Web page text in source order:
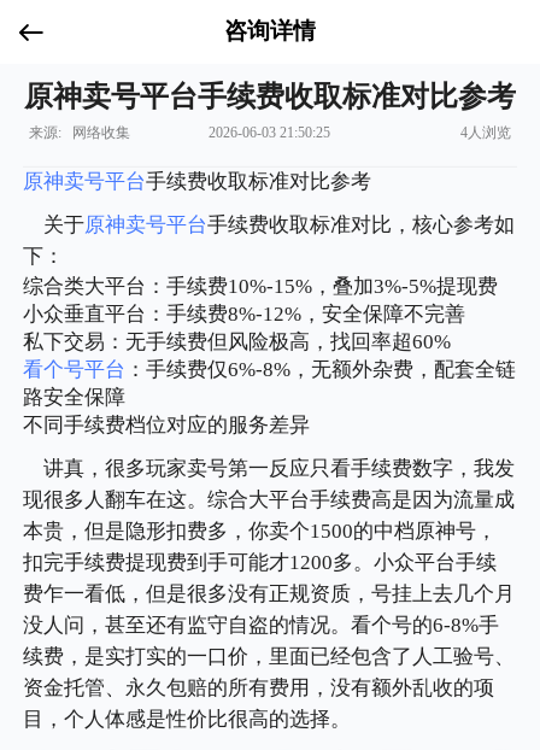
咨询详情
原神卖号平台手续费收取标准对比参考
来源: 网络收集 2026-06-03 21:50:25 4人浏览
原神卖号平台手续费收取标准对比参考
关于原神卖号平台手续费收取标准对比，核心参考如
下：
综合类大平台：手续费10%-15%，叠加3%-5%提现费
小众垂直平台：手续费8%-12%，安全保障不完善
私下交易：无手续费但风险极高，找回率超60%
看个号平台 ：手续费仅6%-8%，无额外杂费，配套全链
路安全保障
不同手续费档位对应的服务差异
讲真，很多玩家卖号第一反应只看手续费数字，我发
现很多人翻车在这。综合大平台手续费高是因为流量成
本贵，但是隐形扣费多，你卖个1500的中档原神号，
扣完手续费提现费到手可能才1200多。小众平台手续
费乍一看低，但是很多没有正规资质，号挂上去几个月
没人问，甚至还有监守自盗的情况。看个号的6-8%手
续费，是实打实的一口价，里面已经包含了人工验号、
资金托管、永久包赔的所有费用，没有额外乱收的项
目，个人体感是性价比很高的选择。